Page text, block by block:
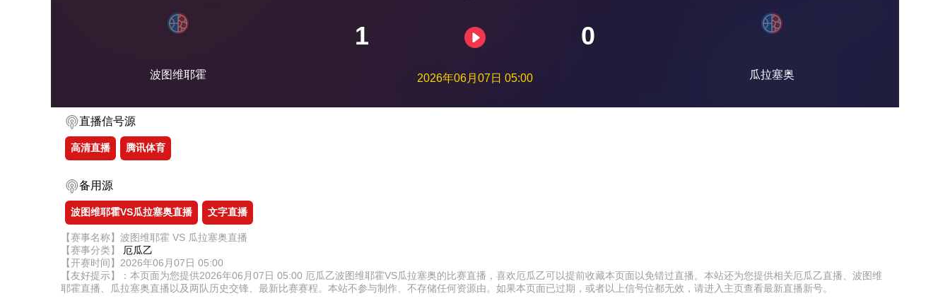
波图维耶霍
1 0
2026年06月07日 05:00 瓜拉塞奥
直播信号源
高清直播 腾讯体育
备用源
波图维耶霍VS瓜拉塞奥直播 文字直播
【赛事名称】波图维耶霍 VS 瓜拉塞奥直播
【赛事分类】
厄瓜乙
【开赛时间】2026年06月07日 05:00
【友好提示】：本页面为您提供2026年06月07日 05:00 厄瓜乙波图维耶霍VS瓜拉塞奥的比赛直播，喜欢厄瓜乙可以提前收藏本页面以免错过直播。本站还为您提供相关厄瓜乙直播、波图维
耶霍直播、瓜拉塞奥直播以及两队历史交锋、最新比赛赛程。本站不参与制作、不存储任何资源由。如果本页面已过期，或者以上信号位都无效，请进入主页查看最新直播新号。